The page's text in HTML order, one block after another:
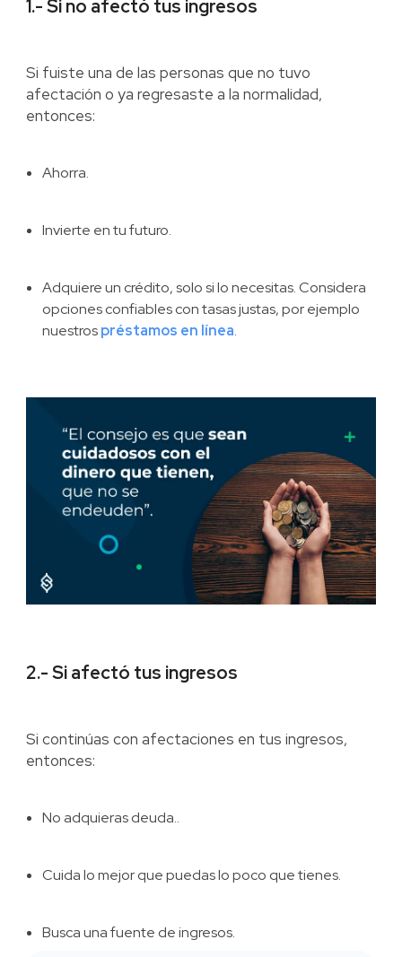
1.- Si no afectó tus ingresos
Si fuiste una de las personas que no tuvo
afectación o ya regresaste a la normalidad,
entonces:
Ahorra.
Invierte en tu futuro.
Adquiere un crédito, solo si lo necesitas. Considera
opciones confiables con tasas justas, por ejemplo
nuestrospréstamos en línea.
2.- Si afectó tus ingresos
Si continúas con afectaciones en tus ingresos,
entonces:
No adquieras deuda..
Cuida lo mejor que puedas lo poco que tienes.
Busca una fuente de ingresos.